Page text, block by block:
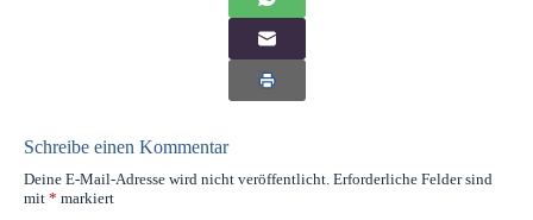
Schreibe einen Kommentar
Deine E-Mail-Adresse wird nicht veröffentlicht. Erforderliche Felder sind
mit * markiert